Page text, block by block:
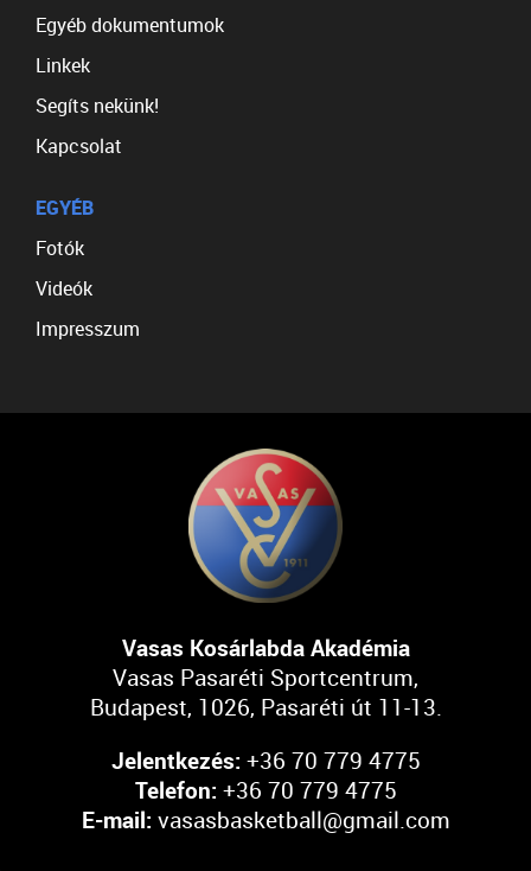
Egyéb dokumentumok
Linkek
Segíts nekünk!
Kapcsolat
EGYÉB
Fotók
Videók
Impresszum
Vasas Kosárlabda Akadémia
Vasas Pasaréti Sportcentrum,
Budapest, 1026, Pasaréti út 11-13.
Jelentkezés: +36 70 779 4775
Telefon: +36 70 779 4775
E-mail: vasasbasketball@gmail.com